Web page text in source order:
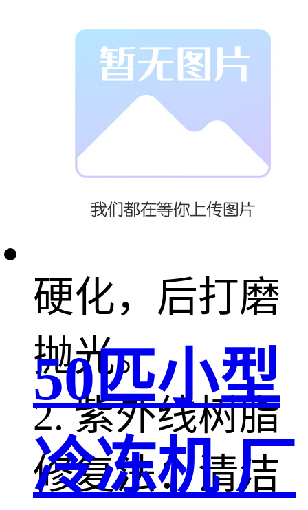
和注射器。清
洁凹陷处后注
入树脂，用固
硬化，后打磨
抛光。
2. 紫外线树脂
修复法：清洁
50匹小型
冷冻机 厂